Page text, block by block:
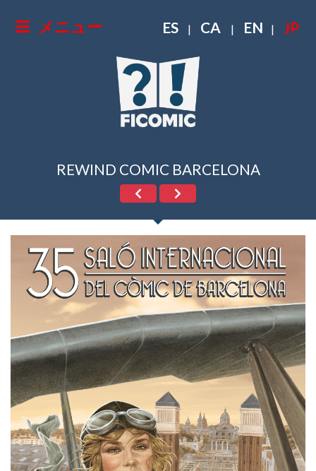
メニュー ES | CA | EN | JP
REWIND COMIC BARCELONA